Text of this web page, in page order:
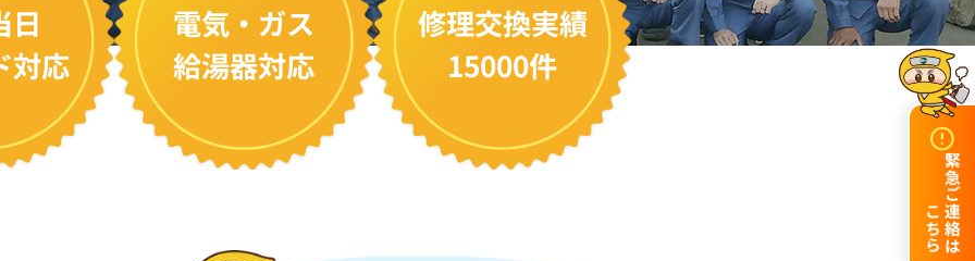
緊急ご連絡は
こちら
日
対応
電気・ガス
給湯器対応
修理交換実績
15000件